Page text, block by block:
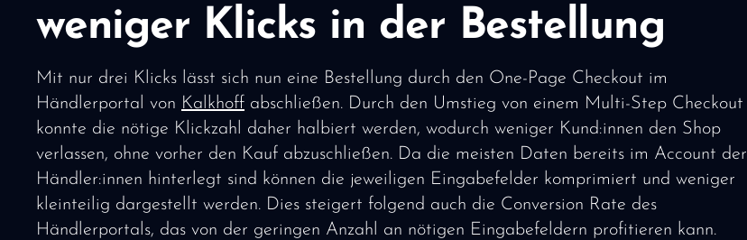
weniger Klicks in der Bestellung
Mit nur drei Klicks lässt sich nun eine Bestellung durch den One-Page Checkout im
Händlerportal von Kalkhoff abschließen. Durch den Umstieg von einem Multi-Step Checkout
konnte die nötige Klickzahl daher halbiert werden, wodurch weniger Kund:innen den Shop
verlassen, ohne vorher den Kauf abzuschließen. Da die meisten Daten bereits im Account der
Händler:innen hinterlegt sind können die jeweiligen Eingabefelder komprimiert und weniger
kleinteilig dargestellt werden. Dies steigert folgend auch die Conversion Rate des
Händlerportals, das von der geringen Anzahl an nötigen Eingabefeldern profitieren kann.